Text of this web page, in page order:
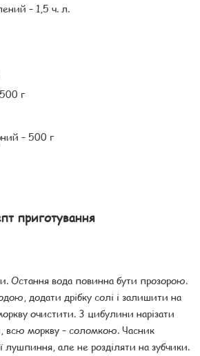
– 1,5 ч. л.
г
– 500 г
приготування
Остання вода повинна бути прозорою.
додати дрібку солі і залишити на
очистити. 3 цибулини нарізати
всю моркву – соломкою. Часник
лушпиння, але не розділяти на зубчики.